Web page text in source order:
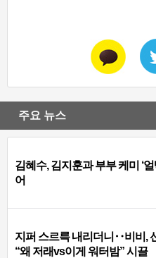
주요 뉴스
김혜수, 김지훈과 부부 케미 ‘
어
지퍼 스르륵 내리더니‥비비,
“왜 저래vs이게 워터밤” 시끌